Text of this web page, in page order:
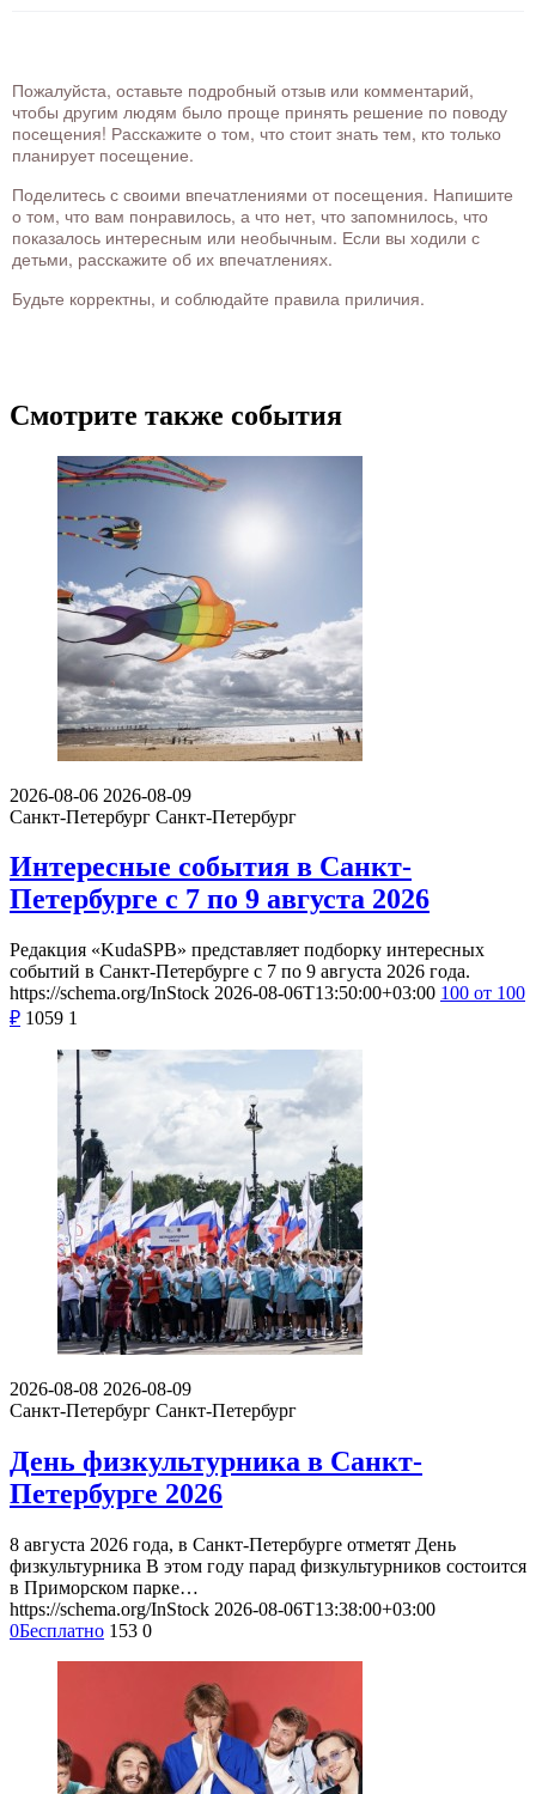
Пожалуйста, оставьте подробный отзыв или комментарий,
чтобы другим людям было проще принять решение по поводу
посещения! Расскажите о том, что стоит знать тем, кто только
планирует посещение.
Поделитесь с своими впечатлениями от посещения. Напишите
о том, что вам понравилось, а что нет, что запомнилось, что
показалось интересным или необычным. Если вы ходили с
детьми, расскажите об их впечатлениях.
Будьте корректны, и соблюдайте правила приличия.
Смотрите также события
2026-08-06 2026-08-09
Санкт-Петербург Санкт-Петербург
Интересные события в Санкт-
Петербурге с 7 по 9 августа 2026
Редакция «KudaSPB» представляет подборку интересных
событий в Санкт-Петербурге с 7 по 9 августа 2026 года.
https://schema.org/InStock 2026-08-06T13:50:00+03:00 100 от 100
₽ 1059 1
2026-08-08 2026-08-09
Санкт-Петербург Санкт-Петербург
День физкультурника в Санкт-
Петербурге 2026
8 августа 2026 года, в Санкт-Петербурге отметят День
физкультурника В этом году парад физкультурников состоится
в Приморском парке…
https://schema.org/InStock 2026-08-06T13:38:00+03:00
0Бесплатно 153 0